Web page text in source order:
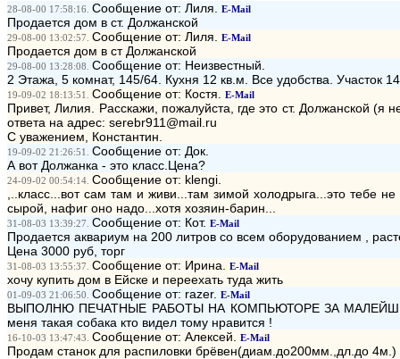
28-08-00 17:58:16. Сообщение от: Лиля. E-Mail
Продается дом в ст. Должанской
29-08-00 13:02:57. Сообщение от: Лиля. E-Mail
Продается дом в ст Должанской
29-08-00 13:28:08. Сообщение от: Неизвестный.
2 Этажа, 5 комнат, 145/64. Кухня 12 кв.м. Все удобства. Участок
19-09-02 18:13:51. Сообщение от: Костя. E-Mail
Привет, Лилия. Расскажи, пожалуйста, где это ст. Должанской
ответа на адрес: serebr911@mail.ru
С уважением, Константин.
19-09-02 21:26:51. Сообщение от: Док.
А вот Должанка - это класс.Цена?
24-09-02 00:54:14. Сообщение от: klengi.
,..класс...вот сам там и живи...там зимой холодрыга...это тебе
сырой, нафиг оно надо...хотя хозяин-барин...
31-08-03 13:39:27. Сообщение от: Кот. E-Mail
Продается аквариум на 200 литров со всем оборудованием ,
Цена 3000 руб, торг
31-08-03 13:55:37. Сообщение от: Ирина. E-Mail
хочу купить дом в Ейске и переехать туда жить
01-09-03 21:06:50. Сообщение от: razer. E-Mail
ВЫПОЛНЮ ПЕЧАТНЫЕ РАБОТЫ НА КОМПЬЮТОРЕ ЗА
меня такая собака кто видел тому нравится !
16-10-03 13:47:43. Сообщение от: Алексей. E-Mail
Продам станок для распиловки брёвен(диам.до200мм.,дл.до